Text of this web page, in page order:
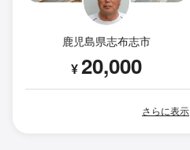
鹿児島県志布志市
¥20,000
さらに表示